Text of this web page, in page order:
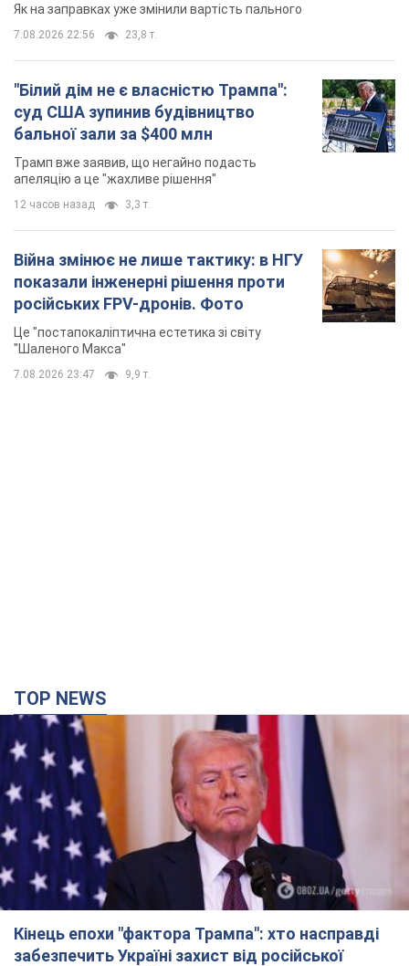
Як на заправках уже змінили вартість пального
7.08.2026 22:56 23,8 т.
"Білий дім не є власністю Трампа":
суд США зупинив будівництво
бальної зали за $400 млн
Трамп вже заявив, що негайно подасть
апеляцію а це "жахливе рішення"
12 часов назад 3,3 т.
Війна змінює не лише тактику: в НГУ
показали інженерні рішення проти
російських FPV-дронів. Фото
Це "постапокаліптична естетика зі світу
"Шаленого Макса"
7.08.2026 23:47 9,9 т.
TOP NEWS
Кінець епохи "фактора Трампа": хто насправді
забезпечить Україні захист від російської